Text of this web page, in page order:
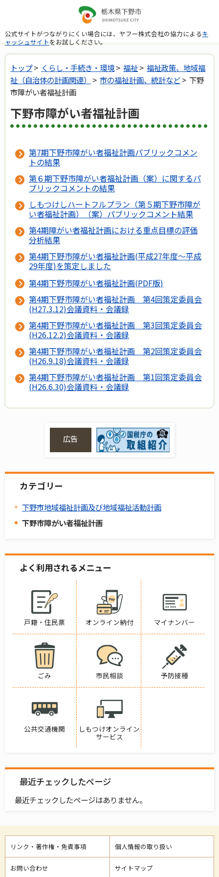
公式サイトがつながりにくい場合には、ヤフー株式会社の協力によるキ
ャッシュサイトをお試しください。
トップ> くらし・手続き・環境> 福祉> 福祉政策、地域福
祉（自治体の計画関連）
> 市の福祉計画、統計など> 下野
市障がい者福祉計画
下野市障がい者福祉計画
第7期下野市障がい者福祉計画パブリックコメン
トの結果
第６期下野市障がい者福祉計画（案）に関するパ
ブリックコメントの結果
しもつけしハートフルプラン（第５期下野市障が
い者福祉計画）（案）パブリックコメント結果
第4期障がい者福祉計画における重点目標の評価
分析結果
第4期下野市障がい者福祉計画(平成27年度～平成
29年度)を策定しました
第4期下野市障がい者福祉計画(PDF版)
第4期下野市障がい者福祉計画 第4回策定委員会
(H27.3.12)会議資料・会議録
第4期下野市障がい者福祉計画 第3回策定委員会
(H26.12.2)会議資料・会議録
第4期下野市障がい者福祉計画 第2回策定委員会
(H26.9.18)会議資料・会議録
第4期下野市障がい者福祉計画 第1回策定委員会
(H26.6.30)会議資料・会議録
広告
カテゴリー
下野市地域福祉計画及び地域福祉活動計画
下野市障がい者福祉計画
よく利用されるメニュー
戸籍・住民票 オンライン納付 マイナンバー
ごみ 市民相談 予防接種
公共交通機関
しもつけオンライン
サービス
最近チェックしたページ
最近チェックしたページはありません。
リンク・著作権・免責事項 個人情報の取り扱い
お問い合わせ サイトマップ